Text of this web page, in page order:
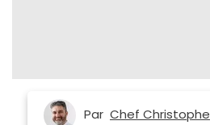
Par Chef Christophe